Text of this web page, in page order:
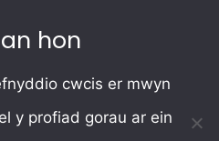
hon
cwcis er mwyn
y profiad gorau ar ein